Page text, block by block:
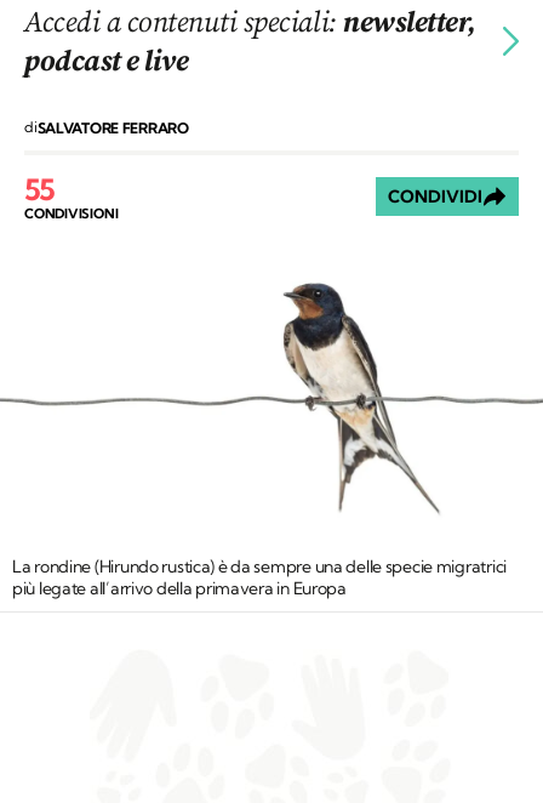
Accedi a contenuti speciali:newsletter,
podcast e live
diSALVATORE FERRARO
55
CONDIVISIONI
CONDIVIDI
La rondine (Hirundo rustica) è da sempre una delle specie migratrici
più legate all’arrivo della primavera in Europa